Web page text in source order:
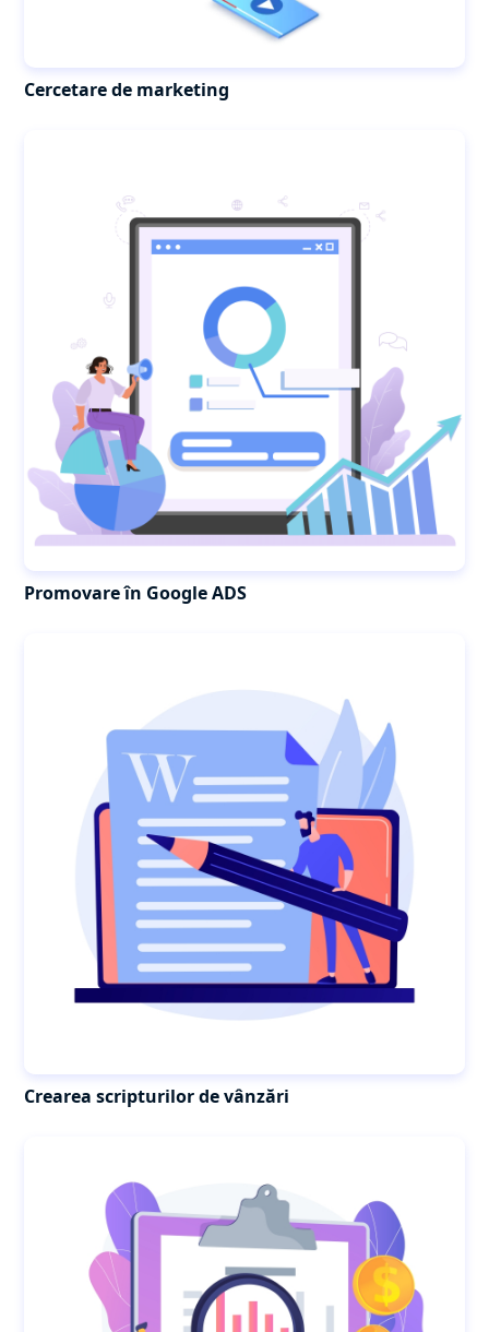
Cercetare de marketing
Promovare în Google ADS
Crearea scripturilor de vânzări